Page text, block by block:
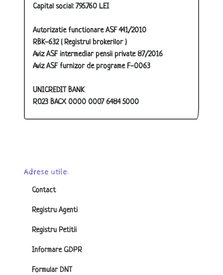
Capital social: 795.760 LEI
Autorizatie functionare ASF 441/2010
RBK-632 ( Registrul brokerilor )
Aviz ASF intermediar pensii private 87/2016
Aviz ASF furnizor de programe F-0063
UNICREDIT BANK
RO23 BACX 0000 0007 6484 5000
Adrese utile:
Contact
Registru Agenti
Registru Petitii
Informare GDPR
Formular DNT